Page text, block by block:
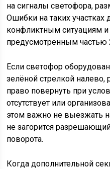
на сигналы светофора,
Ошибки на таких участках
конфликтным ситуациям
предусмотренным частью
Если светофор
зелёной стрелкой
право повернуть при
отсутствует или
этом важно не выезжать
не загорится
поворота.
Когда дополнительной